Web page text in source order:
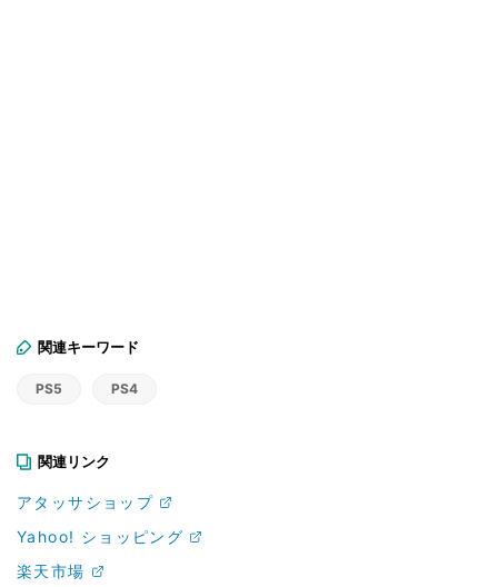
関連キーワード
PS5 PS4
関連リンク
アタッサショップ
Yahoo! ショッピング
楽天市場